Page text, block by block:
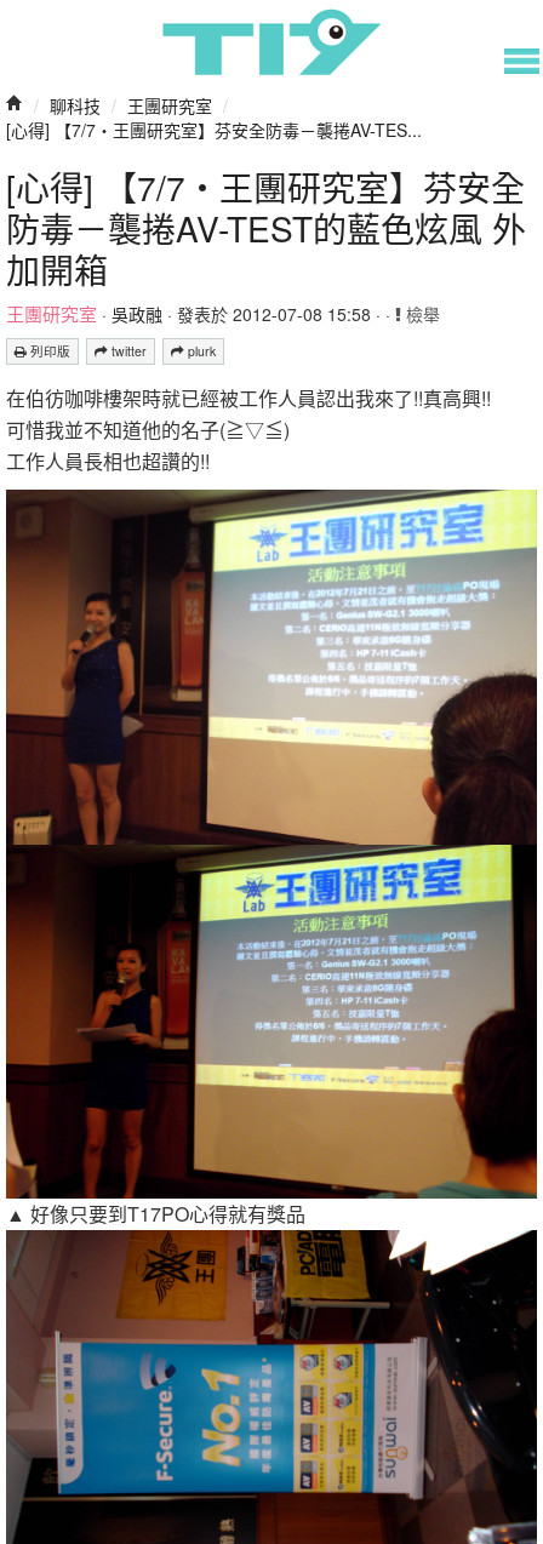
/ 聊科技 / 王團研究室 /
[心得] 【7/7‧王團研究室】芬安全防毒－襲捲AV-TES...
[心得] 【7/7‧王團研究室】芬安全
防毒－襲捲AV-TEST的藍色炫風 外
加開箱
王團研究室 · 吳政融 · 發表於 2012-07-08 15:58 · · 檢舉
列印版 twitter plurk
在伯彷咖啡樓架時就已經被工作人員認出我來了!!真高興!!
可惜我並不知道他的名子(≧▽≦)
工作人員長相也超讚的!!
▲ 好像只要到T17PO心得就有獎品